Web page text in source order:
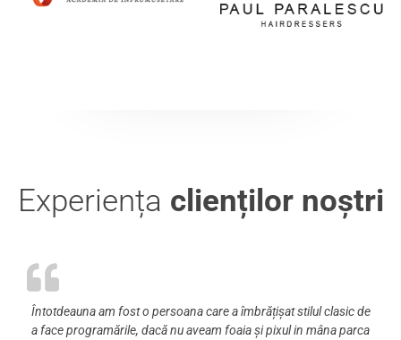
Experiența clienților noștri
Întotdeauna am fost o persoana care a îmbrățișat stilul clasic de
a face programările, dacă nu aveam foaia și pixul in mâna parca